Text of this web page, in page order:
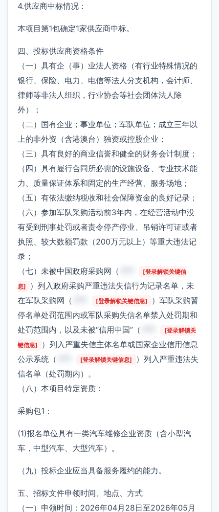
4.供应商中标情况：
本项目第1包确定1家供应商中标。
四、投标供应商资格条件
（一）具有企（事）业法人资格（有行业特殊情况的
银行、保险、电力、电信等法人分支机构，会计师、
律师等非法人组织，行业协会等社会团体法人除
外）；
（二）国有企业；事业单位；军队单位；成立三年以
上的非外资（含港澳台）独资或控股企业；
（三）具有良好的商业信誉和健全的财务会计制度；
（四）具有履行合同所必需的设施设备、专业技术能
力、质量保证体系和固定的生产经营、服务场地；
（五）有依法缴纳税收和社会保障资金的良好记录；
（六）参加军队采购活动前3年内，在经营活动中没
有受到刑事处罚或者责令停产停业、吊销许可证或者
执照、较大数额罚款（200万元以上）等重大违法记
录；
（七）未被中国政府采购网（
[登录解锁关键信
息]
）列入政府采购严重违法失信行为记录名单，未
在军队采购网（
[登录解锁关键信息]
）军队采购暂
停名单处罚范围内或军队采购失信名单禁入处罚期和
处罚范围内，以及未被“信用中国”（
[登录解锁关
键信息]
）列入严重失信主体名单或国家企业信用信息
公示系统（
[登录解锁关键信息]
）列入严重违法失
信名单（处罚期内）。
（八）本项目特定资质：
采购包1：
(1)报名单位具有一类汽车维修企业资质（含小型汽
车，中型汽车、大型汽车）。
（九）投标企业应当具备服务履约的能力。
五、招标文件申领时间、地点、方式
（一）申领时间：2026年04月28日至2026年05月